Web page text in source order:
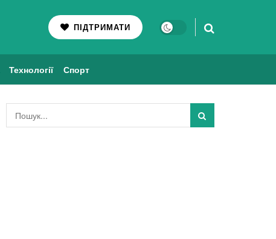
ПІДТРИМАТИ
Технології Спорт